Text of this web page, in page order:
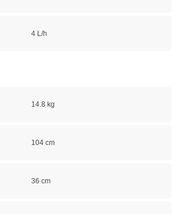
4 L/h
14.8 kg
104 cm
36 cm